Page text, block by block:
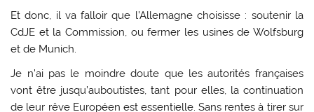
Et donc, il va falloir que l’Allemagne choisisse : soutenir la
CdJE et la Commission, ou fermer les usines de Wolfsburg
et de Munich.
Je n’ai pas le moindre doute que les autorités françaises
vont être jusqu’auboutistes, tant pour elles, la continuation
de leur rêve Européen est essentielle. Sans rentes à tirer sur